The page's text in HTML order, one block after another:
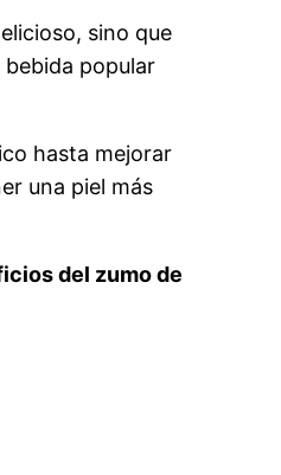
sino que
popular
hasta mejorar
una piel más
del zumo de